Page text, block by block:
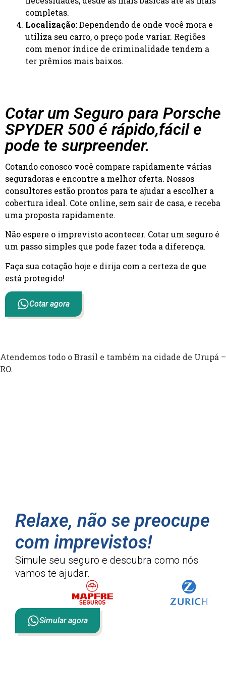
completas.
Localização: Dependendo de onde você mora e
utiliza seu carro, o preço pode variar. Regiões
com menor índice de criminalidade tendem a
ter prêmios mais baixos.
Cotar um Seguro para Porsche
SPYDER 500 é rápido,fácil e
pode te surpreender.
Cotando conosco você compare rapidamente várias
seguradoras e encontre a melhor oferta. Nossos
consultores estão prontos para te ajudar a escolher a
cobertura ideal. Cote online, sem sair de casa, e receba
uma proposta rapidamente.
Não espere o imprevisto acontecer. Cotar um seguro é
um passo simples que pode fazer toda a diferença.
Faça sua cotação hoje e dirija com a certeza de que
está protegido!
Cotar agora
Atendemos todo o Brasil e também na cidade de Urupá –
RO.
Relaxe, não se preocupe
com imprevistos!
Simule seu seguro e descubra como nós
vamos te ajudar.
Simular agora